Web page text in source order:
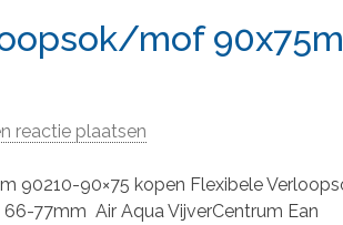
mof
reactie plaatsen
90210-90×75 kopen Flexibele
77mm Air Aqua VijverCentrum Ean